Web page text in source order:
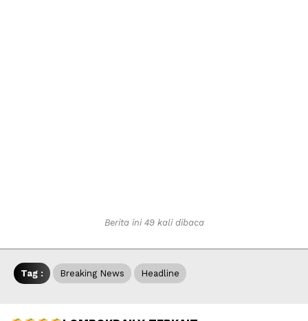
Berita ini 49 kali dibaca
Tag : Breaking News Headline